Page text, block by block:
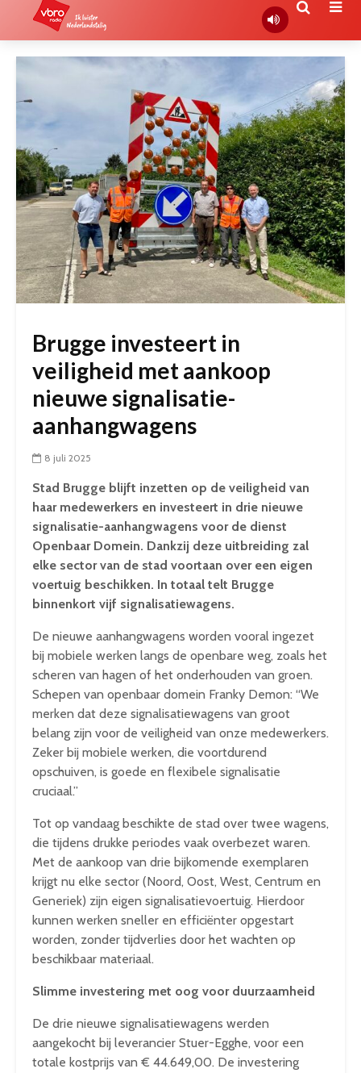
Brugge investeert in
veiligheid met aankoop
nieuwe signalisatie-
aanhangwagens
8 juli 2025
Stad Brugge blijft inzetten op de veiligheid van
haar medewerkers en investeert in drie nieuwe
signalisatie-aanhangwagens voor de dienst
Openbaar Domein. Dankzij deze uitbreiding zal
elke sector van de stad voortaan over een eigen
voertuig beschikken. In totaal telt Brugge
binnenkort vijf signalisatiewagens.
De nieuwe aanhangwagens worden vooral ingezet
bij mobiele werken langs de openbare weg, zoals het
scheren van hagen of het onderhouden van groen.
Schepen van openbaar domein Franky Demon: “We
merken dat deze signalisatiewagens van groot
belang zijn voor de veiligheid van onze medewerkers.
Zeker bij mobiele werken, die voortdurend
opschuiven, is goede en flexibele signalisatie
cruciaal.”
Tot op vandaag beschikte de stad over twee wagens,
die tijdens drukke periodes vaak overbezet waren.
Met de aankoop van drie bijkomende exemplaren
krijgt nu elke sector (Noord, Oost, West, Centrum en
Generiek) zijn eigen signalisatievoertuig. Hierdoor
kunnen werken sneller en efficiënter opgestart
worden, zonder tijdverlies door het wachten op
beschikbaar materiaal.
Slimme investering met oog voor duurzaamheid
De drie nieuwe signalisatiewagens werden
aangekocht bij leverancier Stuer-Egghe, voor een
totale kostprijs van € 44.649,00. De investering